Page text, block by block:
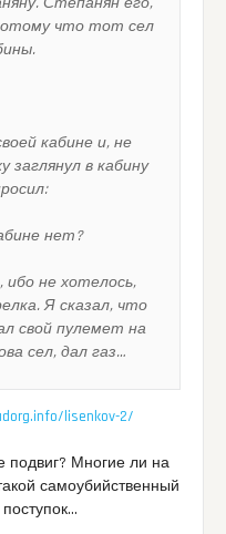
что тот сел
кабине и, не
заглянул в кабину
нет?
не хотелось,
Я сказал, что
свой пулемет на
сел, дал газ…
lisenkov-2/
подвиг? Многие ли на
самоубийственный